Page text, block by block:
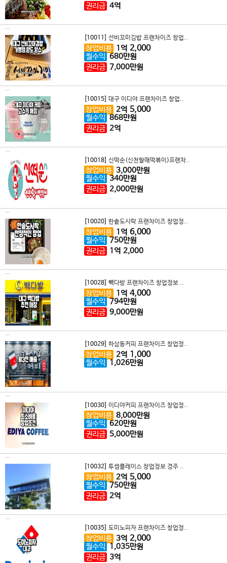
권리금 4억
[10011] 선비꼬미김밥 프랜차이즈 창업..
창업비용 1 억 2,000
월수익 680만원
권리금 7,000만원
[10015] 대구 이디야 프랜차이즈 창업..
창업비용 2억 5,000
월수익 868만원
권리금 2억
[10018] 신떡순(신천할매떡볶이)프랜차..
창업비용 3,000만원
월수익 340만원
권리금 2,000만원
[10020] 한솥도시락 프랜차이즈 창업정..
창업비용 1 억 6,000
월수익 750만원
권리금 1 억 2,000
[10028] 빽다방 프랜차이즈 창업정보 ..
창업비용 1 억 4,000
월수익 794만원
권리금 9,000만원
[10029] 하삼동커피 프랜차이즈 창업정..
창업비용 2억 1,000
월수익 1,026만원
[10030] 이디야커피 프랜차이즈 창업정..
창업비용 8,000만원
월수익 620만원
권리금 5,000만원
[10032] 투썸플레이스 창업정보 경주 ..
창업비용 2억 5,000
월수익 750만원
권리금 2억
[10035] 도미노피자 프랜차이즈 창업정..
창업비용 3억 2,000
월수익 1,035만원
권리금 3억